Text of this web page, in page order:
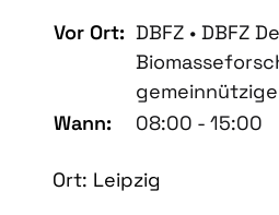
Vor Ort: DBFZ • DBFZ
gemeinnützige
Wann:
08:00 - 15:00
Ort: Leipzig